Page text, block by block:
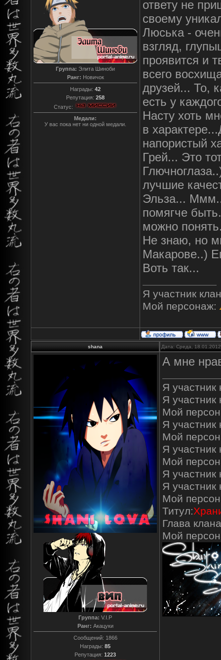
Группа: Элита Шиноби
Ранг: Новичок
Награды: 42
Репутация: 258
Статус:
Медали:
У вас пока нет ни одной медали.
ответу не
своему
Люська -
взгляд,
проявится и
всего
друзей... То,
есть у
Насту хоть
в
напористый
Грей... Это
лучшие
Эльза...
помягче
можно
Не знаю, но
Макарове..)
Воть так...
Я участник
Мой персонаж:
shana Дата: Среда,
Группа: V.I.P
Ранг: Акацуки
Сообщений: 1866
Награды: 85
Репутация: 1223
А мне
Я участник
Я участник
Мой
Я участник
Мой
Я участник
Мой
Я участник
Я участник
Мой
Титул:
Глава
Мой